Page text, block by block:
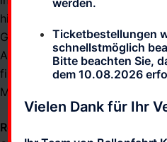
hierdurch die Information, dass
Gerätes die Kontaktseite eines
Angeboteaufgerufen wurde.
finden Sie in den
Maps.
Recht auf Auskunft, Löschung,
werden.
Ticketbestellungen
schnellstmöglich
Bitte beachten Sie,
dem 10.08.2026
Vielen Dank für Ihr